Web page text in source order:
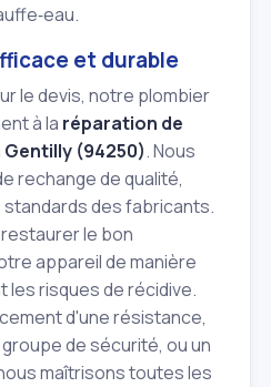
et durable
le devis, notre plombier
à la réparation de
(94250). Nous
rechange de qualité,
des fabricants.
le bon
appareil de manière
les risques de récidive.
d'une résistance,
de sécurité, ou un
maîtrisons toutes les